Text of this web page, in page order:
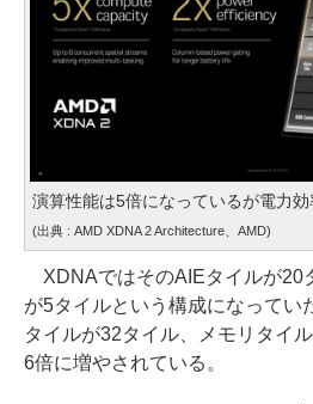
演算性能は5倍になっているが電力
(出典 : AMD XDNA 2 Architecture、AMD)
XDNAではそのAIEタイルが20
が5タイルという構成になってい
タイルが32タイル、メモリタイ
6倍に増やされている。